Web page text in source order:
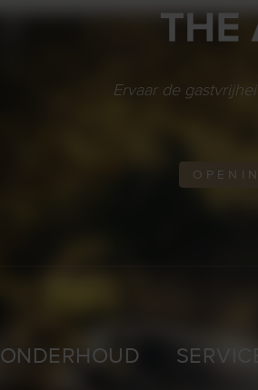
Ervaar de
ONDERHOUD